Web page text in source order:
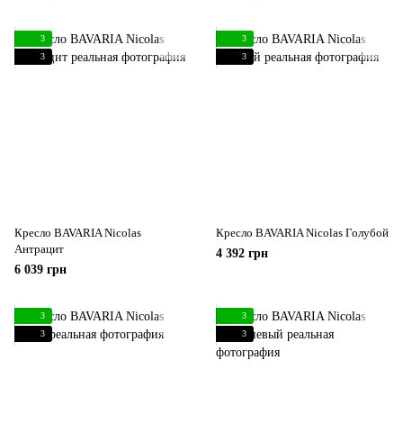
3
3
Кресло BAVARIA Nicolas
Антрацит
6 039 грн
3
3
Кресло BAVARIA Nicolas Голубой
4 392 грн
3
3
3
3